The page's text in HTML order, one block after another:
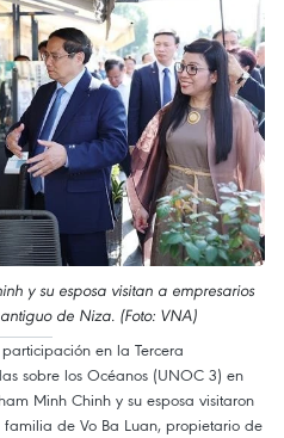
y su esposa visitan a empresarios
de Niza. (Foto: VNA)
en la Tercera
sobre los Océanos (UNOC 3) en
Minh Chinh y su esposa visitaron
de Vo Ba Luan, propietario de